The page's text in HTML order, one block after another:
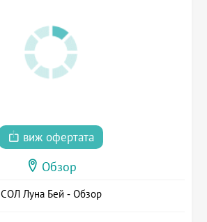
виж офертата
Обзор
СОЛ Луна Бей - Обзор